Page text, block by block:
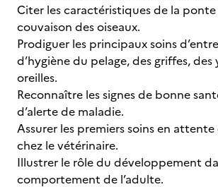
Citer les caractéristiques de la
couvaison des oiseaux.
Prodiguer les principaux soins
d’hygiène du pelage, des griffes, des
oreilles.
Reconnaître les signes de bonne
d’alerte de maladie.
Assurer les premiers soins en
chez le vétérinaire.
Illustrer le rôle du développement
comportement de l’adulte.